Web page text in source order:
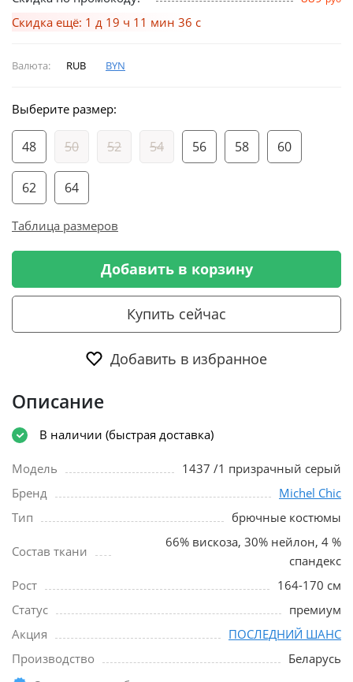
Скидка ещё: 1 д 19 ч 11 мин 36 с
Валюта: RUB BYN
Выберите размер:
48 50 52 54 56 58 60
62 64
Таблица размеров
Добавить в корзину
Купить сейчас
Добавить в избранное
Описание
В наличии (быстрая доставка)
Модель
1437 /1 призрачный серый
Бренд
Michel Chic
Тип
брючные костюмы
Состав ткани
66% вискоза, 30% нейлон, 4 %
спандекс
Рост
164-170 см
Статус
премиум
Акция
ПОСЛЕДНИЙ ШАНС
Производство
Беларусь